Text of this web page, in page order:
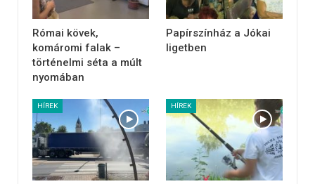
Római kövek,
komáromi falak –
történelmi séta a múlt
nyomában
Papírszínház a Jókai
ligetben
HÍREK HÍREK